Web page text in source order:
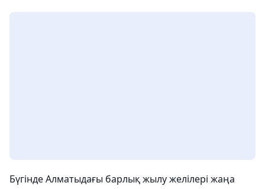
Бүгінде Алматыдағы барлық жылу желілері жаңа